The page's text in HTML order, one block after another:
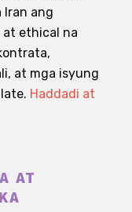
Iran ang
at ethical na
at mga isyung
Haddadi at
AT